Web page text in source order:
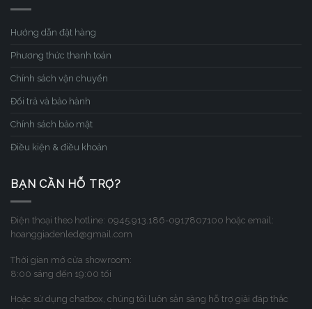
Hướng dẫn đặt hàng
Phương thức thanh toán
Chính sách vận chuyển
Đổi trả và bảo hành
Chính sách bảo mật
Điều kiện & điều khoản
BẠN CẦN HỖ TRỢ?
Điện thoại theo hotline: 0945.913.186-0917807100 hoặc email:
hoanggiadenled@gmail.com
Thời gian mở cửa showroom:
8:00 sáng đến 19:00 tối
Hoặc sử dụng chatbox, chúng tôi luôn sẳn sàng hỗ trợ giải đáp thắc